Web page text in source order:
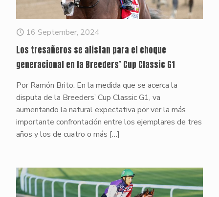
16 September, 2024
Los tresañeros se alistan para el choque
generacional en la Breeders’ Cup Classic G1
Por Ramón Brito. En la medida que se acerca la
disputa de la Breeders’ Cup Classic G1, va
aumentando la natural expectativa por ver la más
importante confrontación entre los ejemplares de tres
años y los de cuatro o más […]